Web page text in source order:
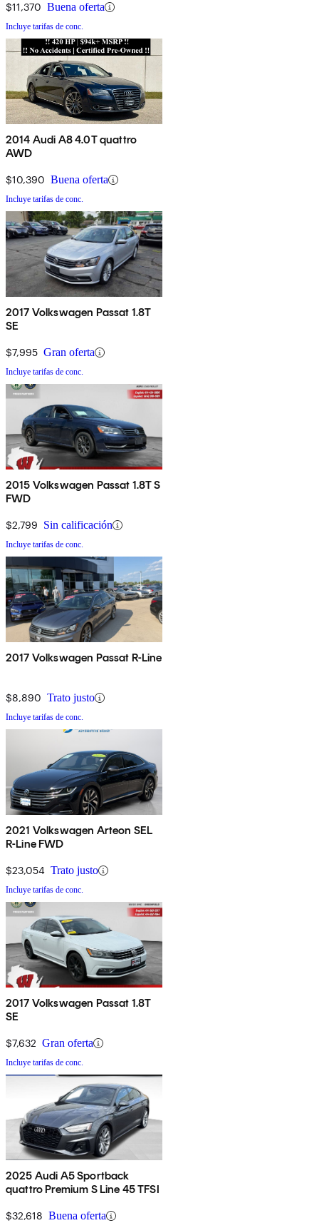
$11,370 Buena oferta
Incluye tarifas de conc.
2014 Audi A8 4.0T quattro
AWD
$10,390 Buena oferta
Incluye tarifas de conc.
2017 Volkswagen Passat 1.8T
SE
$7,995 Gran oferta
Incluye tarifas de conc.
2015 Volkswagen Passat 1.8T S
FWD
$2,799 Sin calificación
Incluye tarifas de conc.
2017 Volkswagen Passat R-Line
$8,890 Trato justo
Incluye tarifas de conc.
2021 Volkswagen Arteon SEL
R-Line FWD
$23,054 Trato justo
Incluye tarifas de conc.
2017 Volkswagen Passat 1.8T
SE
$7,632 Gran oferta
Incluye tarifas de conc.
2025 Audi A5 Sportback
quattro Premium S Line 45 TFSI
$32,618 Buena oferta